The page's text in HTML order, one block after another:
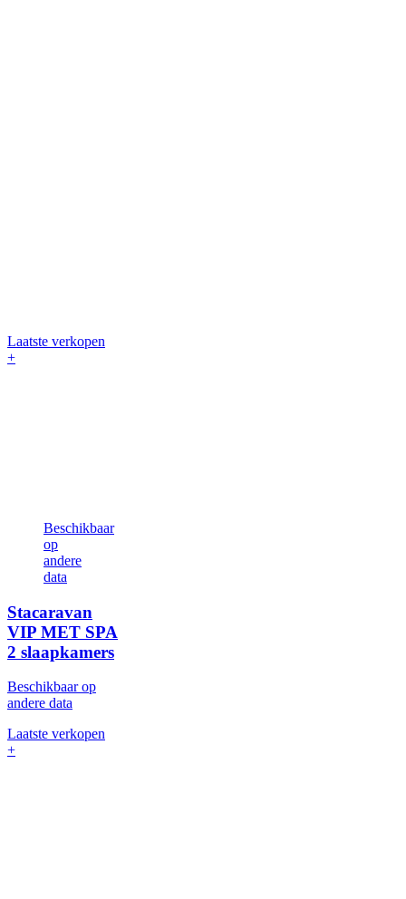
Laatste verkopen
+
Beschikbaar
op
andere
data
Stacaravan
VIP MET SPA
2 slaapkamers
Beschikbaar op
andere data
Laatste verkopen
+